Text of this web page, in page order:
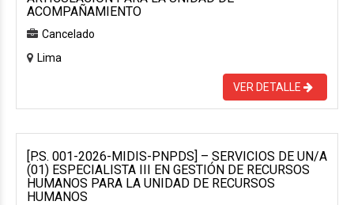
ACOMPAÑAMIENTO
Cancelado
Lima
VER DETALLE
[P.S. 001-2026-MIDIS-PNPDS] – SERVICIOS DE UN/A
(01) ESPECIALISTA III EN GESTIÓN DE RECURSOS
HUMANOS PARA LA UNIDAD DE RECURSOS
HUMANOS